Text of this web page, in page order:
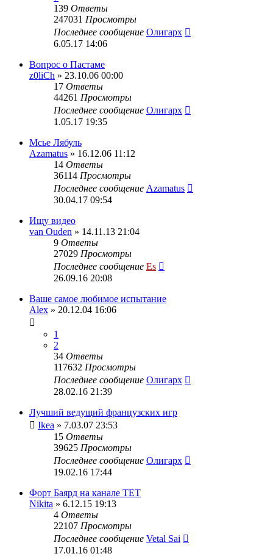
139 Ответы
247031 Просмотры
Последнее сообщение Олигарх
6.05.17 14:06
Вопрос о Пастаме
z0liCh » 23.10.06 00:00
17 Ответы
44261 Просмотры
Последнее сообщение Олигарх
1.05.17 19:35
Мсье Лябуль
Azamatus » 16.12.06 11:12
14 Ответы
36114 Просмотры
Последнее сообщение Azamatus
30.04.17 09:54
Ищу видео
van Ouden » 14.11.13 21:04
9 Ответы
27029 Просмотры
Последнее сообщение Es
26.09.16 20:08
Ваше самое любимое испытание
Alex » 20.12.04 16:06
1
2
34 Ответы
117632 Просмотры
Последнее сообщение Олигарх
28.02.16 21:39
Лучший ведущий французских игр
Ikea » 7.03.07 23:53
15 Ответы
39625 Просмотры
Последнее сообщение Олигарх
19.02.16 17:44
Форт Баярд на канале ТЕТ
Nikita » 6.12.15 19:13
4 Ответы
22107 Просмотры
Последнее сообщение Vetal Sai
17.01.16 01:48